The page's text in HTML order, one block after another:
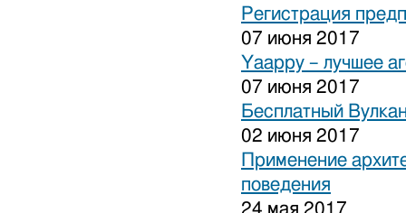
Регистрация
07 июня 2017
Yaappy – лучшее
07 июня 2017
Бесплатный
02 июня 2017
Применение
поведения
24 мая 2017